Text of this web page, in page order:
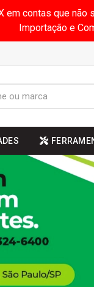
em contas que
Importação e